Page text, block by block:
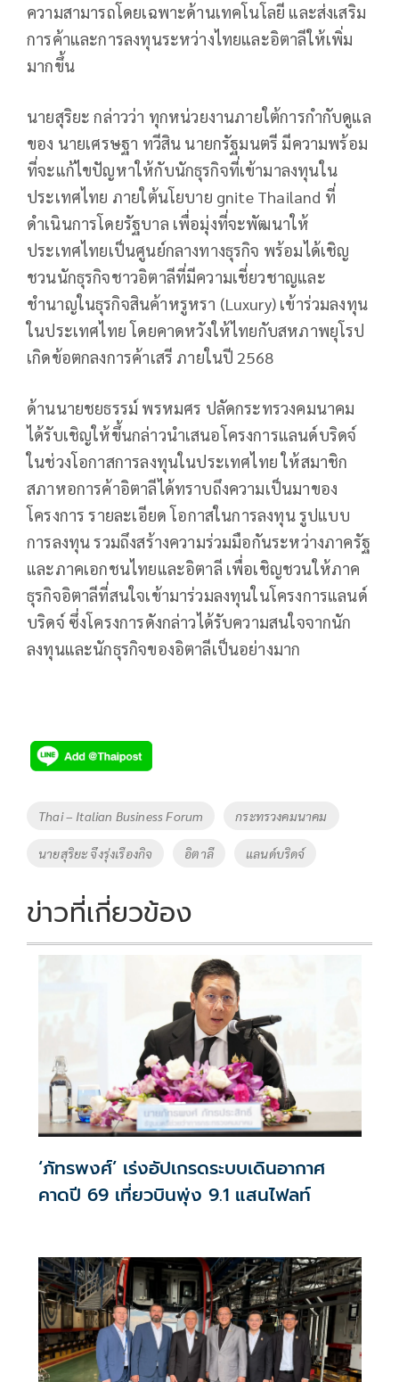
ความสามารถโดยเฉพาะด้านเทคโนโลยี และส่งเสริม
การค้าและการลงทุนระหว่างไทยและอิตาลีให้เพิ่ม
มากขึ้น
นายสุริยะ กล่าวว่า ทุกหน่วยงานภายใต้การกำกับดูแล
ของ นายเศรษฐา ทวีสิน นายกรัฐมนตรี มีความพร้อม
ที่จะแก้ไขปัญหาให้กับนักธุรกิจที่เข้ามาลงทุนใน
ประเทศไทย ภายใต้นโยบาย gnite Thailand ที่
ดำเนินการโดยรัฐบาล เพื่อมุ่งที่จะพัฒนาให้
ประเทศไทยเป็นศูนย์กลางทางธุรกิจ พร้อมได้เชิญ
ชวนนักธุรกิจชาวอิตาลีที่มีความเชี่ยวชาญและ
ชำนาญในธุรกิจสินค้าหรูหรา (Luxury) เข้าร่วมลงทุน
ในประเทศไทย โดยคาดหวังให้ไทยกับสหภาพยุโรป
เกิดข้อตกลงการค้าเสรี ภายในปี 2568
ด้านนายชยธรรม์ พรหมศร ปลัดกระทรวงคมนาคม
ได้รับเชิญให้ขึ้นกล่าวนำเสนอโครงการแลนด์บริดจ์
ในช่วงโอกาสการลงทุนในประเทศไทย ให้สมาชิก
สภาหอการค้าอิตาลีได้ทราบถึงความเป็นมาของ
โครงการ รายละเอียด โอกาสในการลงทุน รูปแบบ
การลงทุน รวมถึงสร้างความร่วมมือกันระหว่างภาครัฐ
และภาคเอกชนไทยและอิตาลี เพื่อเชิญชวนให้ภาค
ธุรกิจอิตาลีที่สนใจเข้ามาร่วมลงทุนในโครงการแลนด์
บริดจ์ ซึ่งโครงการดังกล่าวได้รับความสนใจจากนัก
ลงทุนและนักธุรกิจของอิตาลีเป็นอย่างมาก
Tags
Thai – Italian Business Forum กระทรวงคมนาคม
นายสุริยะ จึงรุ่งเรืองกิจ อิตาลี แลนด์บริดจ์
ข่าวที่เกี่ยวข้อง
‘ภัทรพงศ์’ เร่งอัปเกรดระบบเดินอากาศ
คาดปี 69 เที่ยวบินพุ่ง 9.1 แสนไฟลท์